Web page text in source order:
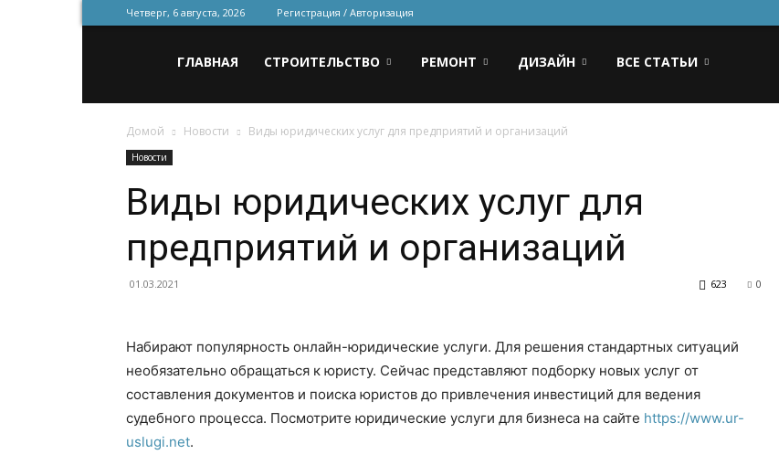
Четверг, 6 августа, 2026 Регистрация / Авторизация
для
строительства
и
ремонта
ГЛАВНАЯ СТРОИТЕЛЬСТВО РЕМОНТ ДИЗАЙН ВСЕ СТАТЬИ
Домой Новости Виды юридических услуг для предприятий и организаций
Новости
Виды юридических услуг для
предприятий и организаций
01.03.2021 0
623
Набирают популярность онлайн-юридические услуги. Для решения стандартных ситуаций
необязательно обращаться к юристу. Сейчас представляют подборку новых услуг от
составления документов и поиска юристов до привлечения инвестиций для ведения
судебного процесса. Посмотрите юридические услуги для бизнеса на сайте https://www.ur-
uslugi.net.